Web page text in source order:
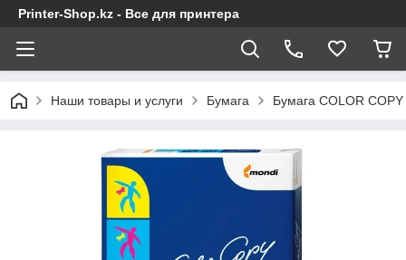
Printer-Shop.kz - Все для принтера
Наши товары и услуги Бумага Бумага COLOR